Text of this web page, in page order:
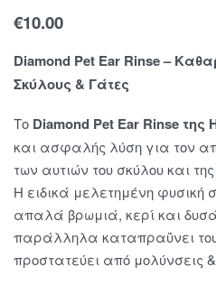
€10.00
Diamond Pet Ear Rinse –
Σκύλους & Γάτες
Το Diamond Pet Ear Rinse της
και ασφαλής λύση για τον
των αυτιών του σκύλου και
Η ειδικά μελετημένη φυσική
απαλά βρωμιά, κερί και
παράλληλα καταπραΰνει
προστατεύει από μολύνσεις &